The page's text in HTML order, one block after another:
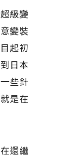
級變
變裝
起初
日本
些針
是在
還繼